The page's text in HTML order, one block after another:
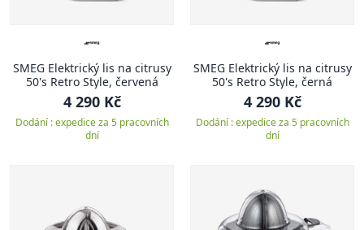
SMEG Elektrický lis na citrusy
50's Retro Style, červená
4 290 Kč
Dodání : expedice za 5 pracovních
dní
SMEG Elektrický lis na citrusy
50's Retro Style, černá
4 290 Kč
Dodání : expedice za 5 pracovních
dní